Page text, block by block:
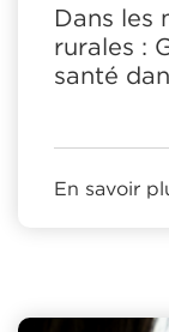
Dans les
rurales :
santé
En savoir